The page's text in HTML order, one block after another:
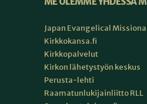
Japan Evangelical
Kirkkokansa.fi
Kirkkopalvelut
Kirkon lähetystyön keskus
Perusta-lehti
Raamatunlukijainliitto RLL